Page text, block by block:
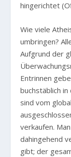
hingerichtet
Wie viele
umbringen?
Aufgrund der
Entrinnen
buchstäblich
sind vom
verkaufen.
dahingehend
gibt; der